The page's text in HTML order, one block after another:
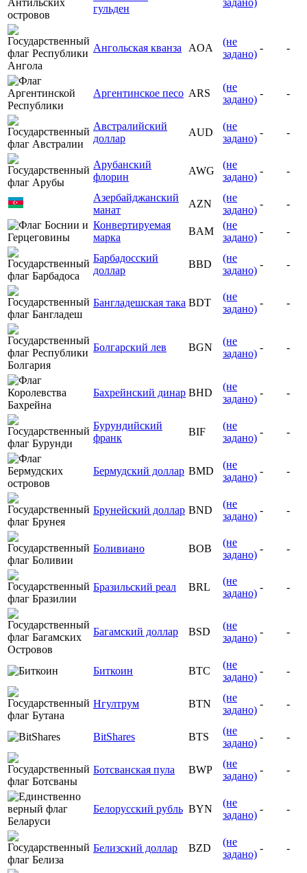
гульден
Ангольская кванза AOA
(не
задано)
- -
Аргентинское песо ARS
(не
задано)
- -
Австралийский
доллар
AUD
(не
задано)
- -
Арубанский
флорин
AWG
(не
задано)
- -
Азербайджанский
манат
AZN
(не
задано)
-
-
Конвертируемая
марка
BAM
(не
задано)
- -
Барбадосский
доллар
BBD
(не
задано)
- -
Бангладешская така BDT
(не
задано)
- -
Болгарский лев BGN
(не
задано)
- -
Бахрейнский динар BHD
(не
задано)
- -
Бурундийский
франк
BIF
(не
задано)
- -
Бермудский доллар BMD
(не
задано)
- -
Брунейский доллар BND
(не
задано)
- -
Боливиано BOB
(не
задано)
- -
Бразильский реал BRL
(не
задано)
- -
Багамский доллар BSD
(не
задано)
- -
Биткоин BTC
(не
задано)
- -
Нгултрум BTN
(не
задано)
- -
BitShares BTS
(не
задано)
- -
Ботсванская пула BWP
(не
задано)
- -
Белорусский рубль BYN
(не
задано)
- -
Белизский доллар BZD
(не
задано)
- -